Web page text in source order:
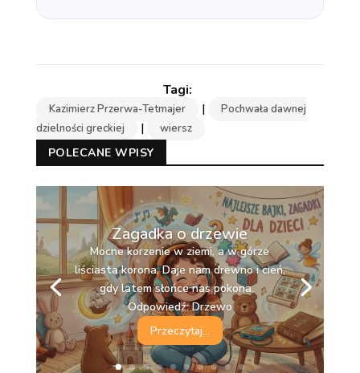
Kazimierz Przerwa-Tetmajer |
Pochwała dawnej
dzielności greckiej
| wiersz
POLECANE WPISY
Zagadka o drzewie
Mocne korzenie w ziemi, a w górze
liściasta korona. Daje nam drewno i cień,
gdy latem słońce nas pokona.
Odpowiedź: Drzewo
Przeczytaj...